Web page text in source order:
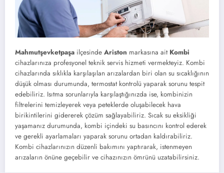
Mahmutşevketpaşa ilçesinde Ariston markasına ait Kombi
cihazlarınıza profesyonel teknik servis hizmeti vermekteyiz. Kombi
cihazlarında sıklıkla karşılaşılan arızalardan biri olan su sıcaklığının
düşük olması durumunda, termostat kontrolü yaparak sorunu tespit
edebiliriz. Isıtma sorunlarıyla karşılaştığınızda ise, kombinizin
filtrelerini temizleyerek veya peteklerde oluşabilecek hava
birikintilerini gidererek çözüm sağlayabiliriz. Sıcak su eksikliği
yaşamanız durumunda, kombi içindeki su basıncını kontrol ederek
ve gerekli ayarlamaları yaparak sorunu ortadan kaldırabiliriz.
Kombi cihazlarınızın düzenli bakımını yaptırarak, istenmeyen
arızaların önüne geçebilir ve cihazınızın ömrünü uzatabilirsiniz.